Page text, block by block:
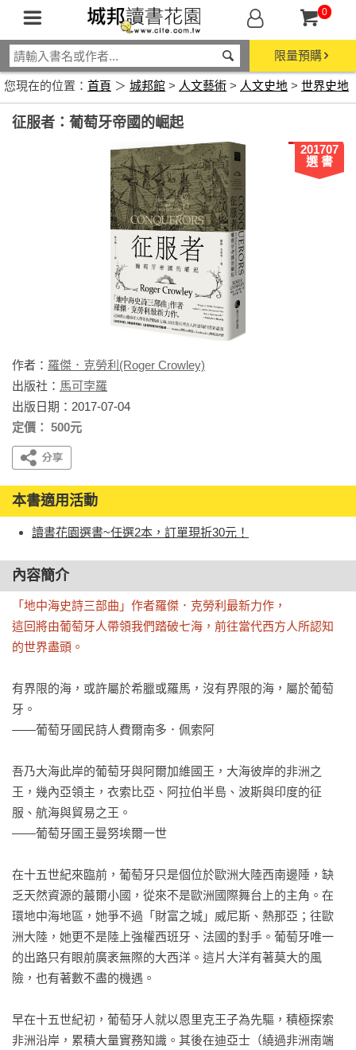
0
限量預購
您現在的位置： 首頁 ＞ 城邦館 > 人文藝術 > 人文史地 > 世界史地
征服者：葡萄牙帝國的崛起
201707
選 書
作者： 羅傑．克勞利(Roger Crowley)
出版社： 馬可孛羅
出版日期：2017-07-04
定價： 500元
本書適用活動
讀書花園選書~任選2本，訂單現折30元！
內容簡介
「地中海史詩三部曲」作者羅傑．克勞利最新力作，
這回將由葡萄牙人帶領我們踏破七海，前往當代西方人所認知
的世界盡頭。
有界限的海，或許屬於希臘或羅馬，沒有界限的海，屬於葡萄
牙。
——葡萄牙國民詩人費爾南多．佩索阿
吾乃大海此岸的葡萄牙與阿爾加維國王，大海彼岸的非洲之
王，幾內亞領主，衣索比亞、阿拉伯半島、波斯與印度的征
服、航海與貿易之王。
——葡萄牙國王曼努埃爾一世
在十五世紀來臨前，葡萄牙只是個位於歐洲大陸西南邊陲，缺
乏天然資源的蕞爾小國，從來不是歐洲國際舞台上的主角。在
環地中海地區，她爭不過「財富之城」威尼斯、熱那亞；往歐
洲大陸，她更不是陸上強權西班牙、法國的對手。葡萄牙唯一
的出路只有眼前廣袤無際的大西洋。這片大洋有著莫大的風
險，也有著數不盡的機遇。
早在十五世紀初，葡萄牙人就以恩里克王子為先驅，積極探索
非洲沿岸，累積大量實務知識。其後在迪亞士（繞過非洲南端